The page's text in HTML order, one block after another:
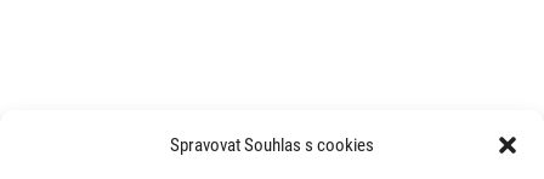
Spravovat Souhlas s cookies